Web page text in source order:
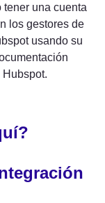
una cuenta
los gestores de
usando su